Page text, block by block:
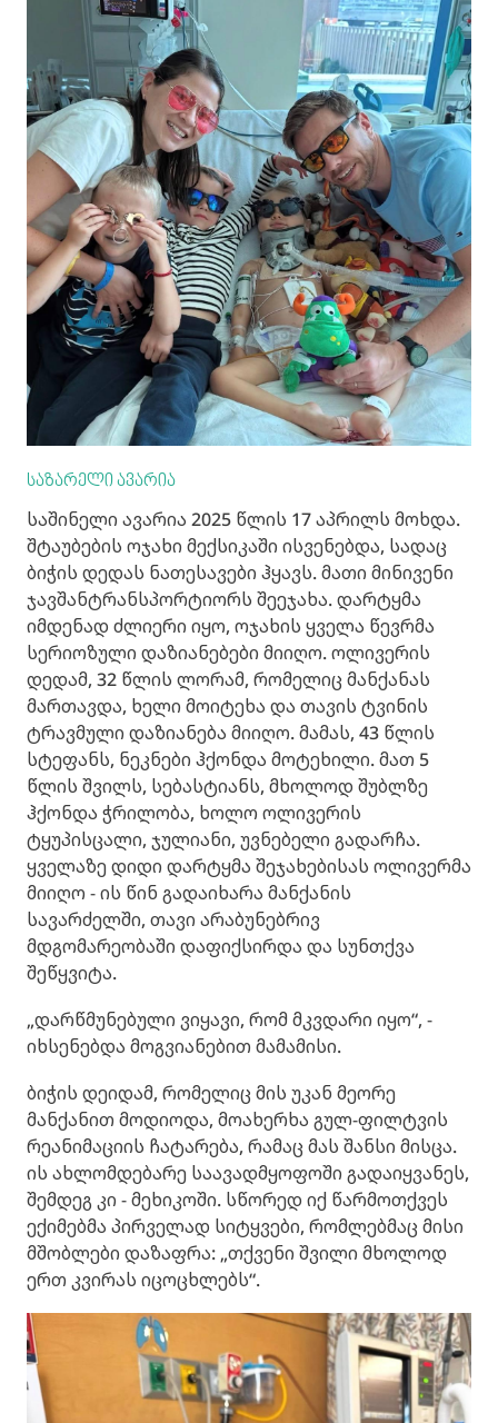
საზარელი ავარია
საშინელი ავარია 2025 წლის 17 აპრილს მოხდა.
შტაუბების ოჯახი მექსიკაში ისვენებდა, სადაც
ბიჭის დედას ნათესავები ჰყავს. მათი მინივენი
ჯავშანტრანსპორტიორს შეეჯახა. დარტყმა
იმდენად ძლიერი იყო, ოჯახის ყველა წევრმა
სერიოზული დაზიანებები მიიღო. ოლივერის
დედამ, 32 წლის ლორამ, რომელიც მანქანას
მართავდა, ხელი მოიტეხა და თავის ტვინის
ტრავმული დაზიანება მიიღო. მამას, 43 წლის
სტეფანს, ნეკნები ჰქონდა მოტეხილი. მათ 5
წლის შვილს, სებასტიანს, მხოლოდ შუბლზე
ჰქონდა ჭრილობა, ხოლო ოლივერის
ტყუპისცალი, ჯულიანი, უვნებელი გადარჩა.
ყველაზე დიდი დარტყმა შეჯახებისას ოლივერმა
მიიღო - ის წინ გადაიხარა მანქანის
სავარძელში, თავი არაბუნებრივ
მდგომარეობაში დაფიქსირდა და სუნთქვა
შეწყვიტა.
„დარწმუნებული ვიყავი, რომ მკვდარი იყო“, -
იხსენებდა მოგვიანებით მამამისი.
ბიჭის დეიდამ, რომელიც მის უკან მეორე
მანქანით მოდიოდა, მოახერხა გულ-ფილტვის
რეანიმაციის ჩატარება, რამაც მას შანსი მისცა.
ის ახლომდებარე საავადმყოფოში გადაიყვანეს,
შემდეგ კი - მეხიკოში. სწორედ იქ წარმოთქვეს
ექიმებმა პირველად სიტყვები, რომლებმაც მისი
მშობლები დაზაფრა: „თქვენი შვილი მხოლოდ
ერთ კვირას იცოცხლებს“.